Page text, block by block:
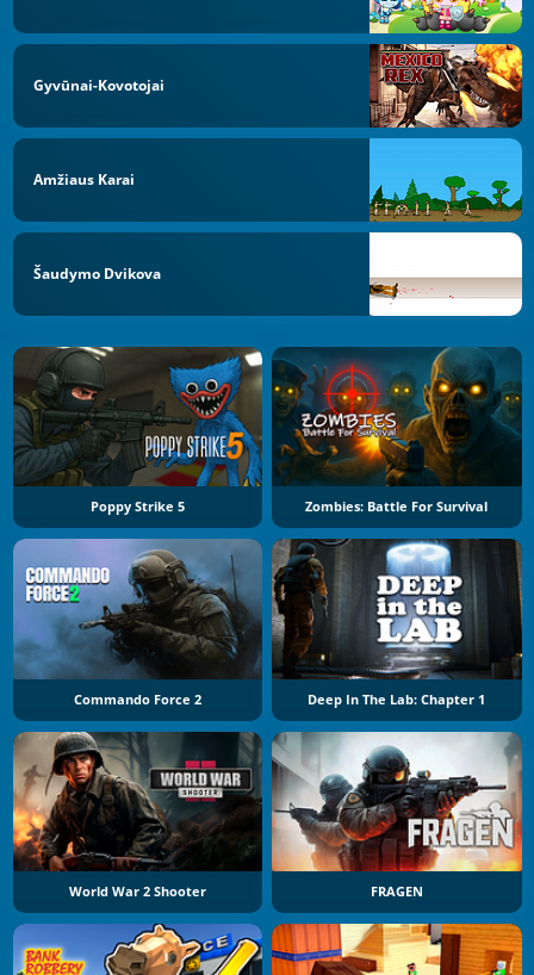
Gyvūnai-Kovotojai
Amžiaus Karai
Šaudymo Dvikova
Poppy Strike 5 Zombies: Battle For Survival
Commando Force 2 Deep In The Lab: Chapter 1
World War 2 Shooter FRAGEN